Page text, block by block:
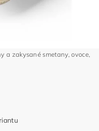
a zakysané smetany, ovoce,